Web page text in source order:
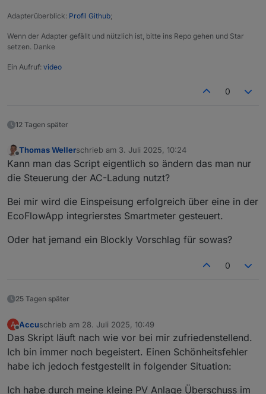
ChatGP Sagt folgendes:
die die ältere Version des EcoFlow-Skripts nicht kennt.
Zusatzfrage: weiß man eigentlich, ob das Skript hier
noch weiterentwickelt wird?
Adapterüberblick: Profil Github;
Wenn der Adapter gefällt und nützlich ist, bitte ins Repo gehen und Star
setzen. Danke
Ein Aufruf: video
0
12 Tagen später
Thomas Wellerschrieb am 3. Juli 2025, 10:24
zuletzt editiert von
Kann man das Script eigentlich so ändern das man nur
die Steuerung der AC-Ladung nutzt?
Bei mir wird die Einspeisung erfolgreich über eine in der
EcoFlowApp integrierstes Smartmeter gesteuert.
Oder hat jemand ein Blockly Vorschlag für sowas?
0
25 Tagen später
A
Offline
Accuschrieb am 28. Juli 2025, 10:49
zuletzt editiert von
Das Skript läuft nach wie vor bei mir zufriedenstellend.
Ich bin immer noch begeistert. Einen Schönheitsfehler
habe ich jedoch festgestellt in folgender Situation:
Ich habe durch meine kleine PV Anlage Überschuss im